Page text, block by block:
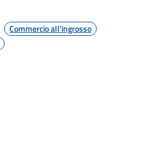
Commercio all'ingrosso